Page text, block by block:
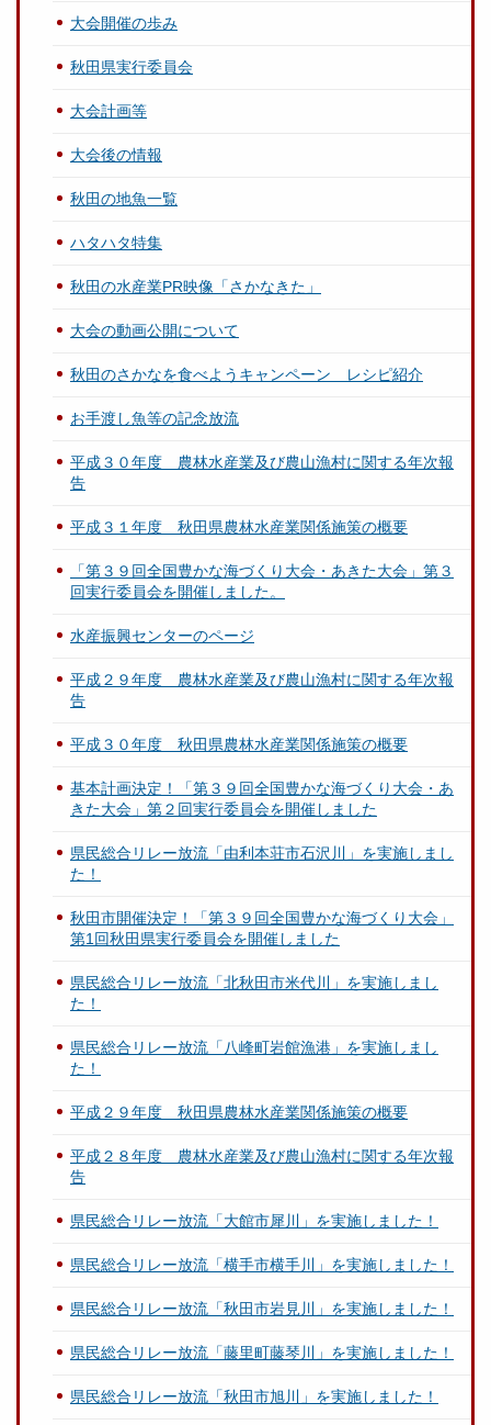
大会開催の歩み
秋田県実行委員会
大会計画等
大会後の情報
秋田の地魚一覧
ハタハタ特集
秋田の水産業PR映像「さかなきた」
大会の動画公開について
秋田のさかなを食べようキャンペーン レシピ紹介
お手渡し魚等の記念放流
平成３０年度 農林水産業及び農山漁村に関する年次報
告
平成３１年度 秋田県農林水産業関係施策の概要
「第３９回全国豊かな海づくり大会・あきた大会」第３
回実行委員会を開催しました。
水産振興センターのページ
平成２９年度 農林水産業及び農山漁村に関する年次報
告
平成３０年度 秋田県農林水産業関係施策の概要
基本計画決定！「第３９回全国豊かな海づくり大会・あ
きた大会」第２回実行委員会を開催しました
県民総合リレー放流「由利本荘市石沢川」を実施しまし
た！
秋田市開催決定！「第３９回全国豊かな海づくり大会」
第1回秋田県実行委員会を開催しました
県民総合リレー放流「北秋田市米代川」を実施しまし
た！
県民総合リレー放流「八峰町岩館漁港」を実施しまし
た！
平成２９年度 秋田県農林水産業関係施策の概要
平成２８年度 農林水産業及び農山漁村に関する年次報
告
県民総合リレー放流「大館市犀川」を実施しました！
県民総合リレー放流「横手市横手川」を実施しました！
県民総合リレー放流「秋田市岩見川」を実施しました！
県民総合リレー放流「藤里町藤琴川」を実施しました！
県民総合リレー放流「秋田市旭川」を実施しました！